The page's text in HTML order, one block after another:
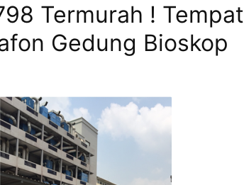
Termurah ! Tempat
Gedung Bioskop